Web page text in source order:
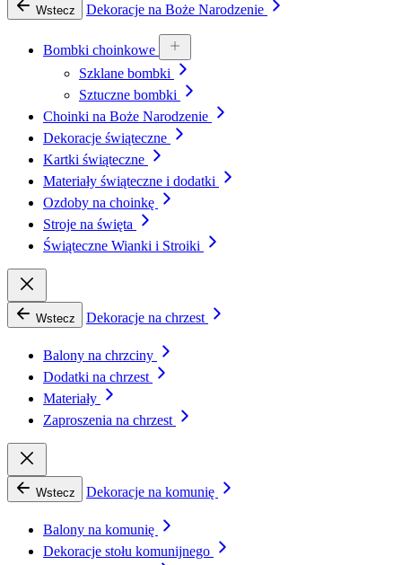
Wstecz Dekoracje na Boże Narodzenie
Bombki choinkowe
Szklane bombki
Sztuczne bombki
Choinki na Boże Narodzenie
Dekoracje świąteczne
Kartki świąteczne
Materiały świąteczne i dodatki
Ozdoby na choinkę
Stroje na święta
Świąteczne Wianki i Stroiki
Wstecz Dekoracje na chrzest
Balony na chrzciny
Dodatki na chrzest
Materiały
Zaproszenia na chrzest
Wstecz Dekoracje na komunię
Balony na komunię
Dekoracje stołu komunijnego